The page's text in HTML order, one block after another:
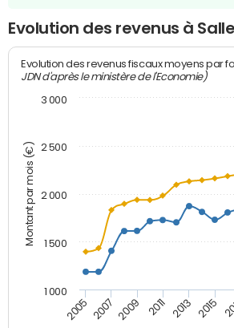
Evolution des revenus à
Montant par mois (€)
Evolution des revenus fiscaux moyens par
JDN d'après le ministère de l'Economie)
2005 2007 2009 2011 2013 2015
1 000
1 500
2 000
2 500
3 000